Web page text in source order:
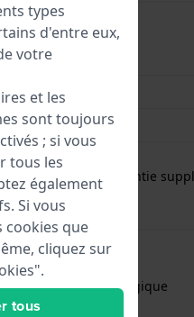
mm
Bar (douche)
de 2 ans
Gratuit
1 an de garantie
- Aiguille analogique
types
d'entre eux,
votre
et les
sont toujours
; si vous
tous les
également
Si vous
cookies que
cliquez sur
tous